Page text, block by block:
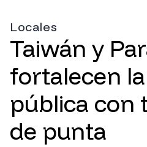
Locales
Taiwán y
fortalecen
pública con
de punta